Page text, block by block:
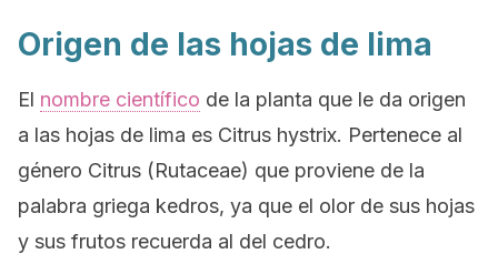
Origen de las hojas de lima
El nombre científico de la planta que le da origen
a las hojas de lima es Citrus hystrix. Pertenece al
género Citrus (Rutaceae) que proviene de la
palabra griega kedros, ya que el olor de sus hojas
y sus frutos recuerda al del cedro.